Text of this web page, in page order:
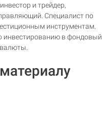
и трейдер,
Специалист по
инструментам.
инвестированию в фондовый